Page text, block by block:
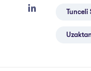
Tunceli